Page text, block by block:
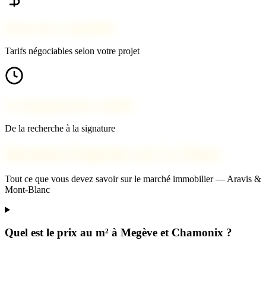
Tarifs négociables selon votre projet
De la recherche à la signature
Tout ce que vous devez savoir sur le marché immobilier — Aravis &
Mont-Blanc
Quel est le prix au m² à Megève et Chamonix ?